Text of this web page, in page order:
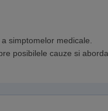
simptomelor medicale.
posibilele cauze si